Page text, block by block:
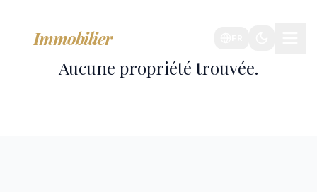
Immobilier
Aucune propriété trouvée.